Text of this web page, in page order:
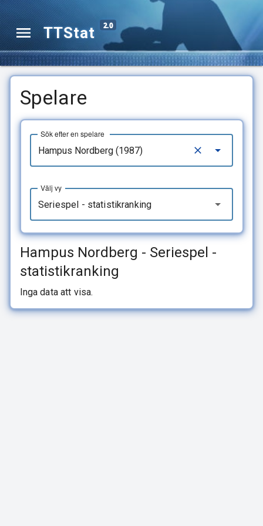
TTStat 2.0
Spelare
Sök efter en spelare
Seriespel - statistikranking
Välj vy
Hampus Nordberg - Seriespel -
statistikranking
Inga data att visa.